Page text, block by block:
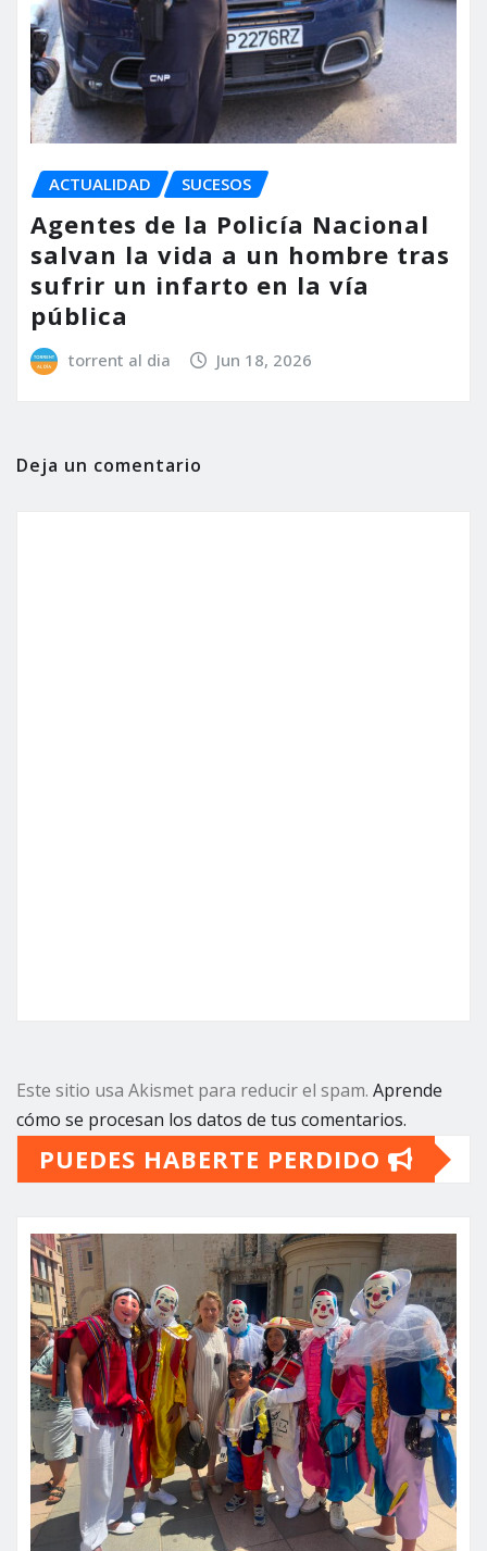
ACTUALIDAD SUCESOS
Agentes de la Policía Nacional
salvan la vida a un hombre tras
sufrir un infarto en la vía
pública
torrent al dia Jun 18, 2026
Deja un comentario
Este sitio usa Akismet para reducir el spam. Aprende
cómo se procesan los datos de tus comentarios.
PUEDES HABERTE PERDIDO